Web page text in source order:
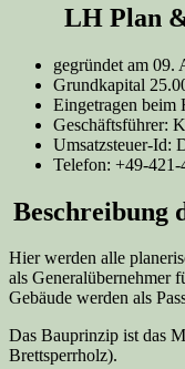
LH Plan
gegründet am 09.
Grundkapital
Eingetragen beim
Geschäftsführer:
Umsatzsteuer-Id:
Telefon: +49-421-
Beschreibung
Hier werden alle
als
Gebäude werden als
Das Bauprinzip ist das
Brettsperrholz).